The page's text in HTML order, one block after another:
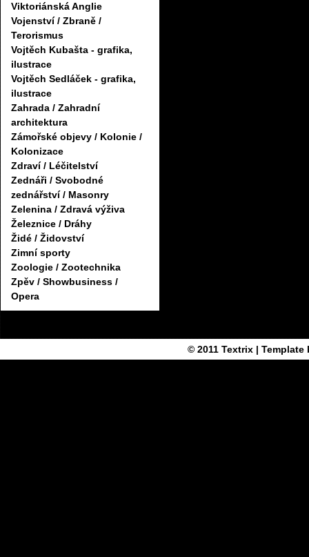
Viktoriánská Anglie
Vojenství / Zbraně /
Terorismus
Vojtěch Kubašta - grafika,
ilustrace
Vojtěch Sedláček - grafika,
ilustrace
Zahrada / Zahradní
architektura
Zámořské objevy / Kolonie /
Kolonizace
Zdraví / Léčitelství
Zednáři / Svobodné
zednářství / Masonry
Zelenina / Zdravá výživa
Železnice / Dráhy
Židé / Židovství
Zimní sporty
Zoologie / Zootechnika
Zpěv / Showbusiness /
Opera
© 2011 Textrix| Template